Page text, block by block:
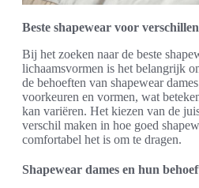
Beste shapewear voor
Bij het zoeken naar de beste
lichaamsvormen is het belangrijk
de behoeften van shapewear
voorkeuren en vormen, wat
kan variëren. Het kiezen van de
verschil maken in hoe goed
comfortabel het is om te dragen.
Shapewear dames en hun